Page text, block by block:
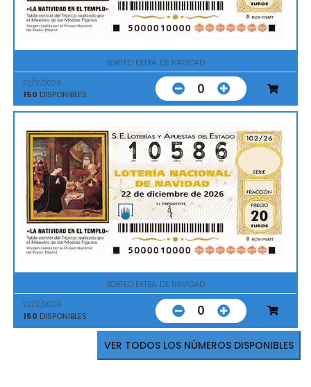
SORTEO EXTRA. DE NAVIDAD
22/12/2026
150 DISPONIBLES 0
SORTEO EXTRA. DE NAVIDAD
22/12/2026
150 DISPONIBLES 0
VER TODOS LOS NÚMEROS DISPONIBLES